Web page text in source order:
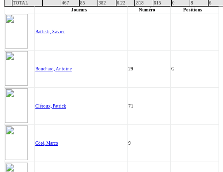
TOTAL
467 85 382 6.22 ,818 615 0 8
6
Joueurs
Numéro Positions
Battisti, Xavier
Bouchard, Antoine 29 G
Cléroux, Patrick 71
Côté, Marco 9